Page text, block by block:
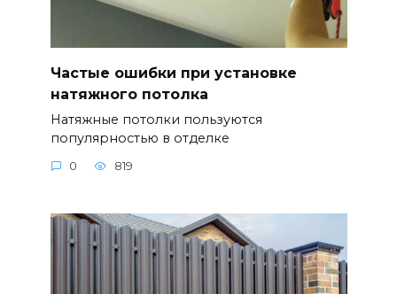
Частые ошибки при установке
натяжного потолка
Натяжные потолки пользуются
популярностью в отделке
0 819